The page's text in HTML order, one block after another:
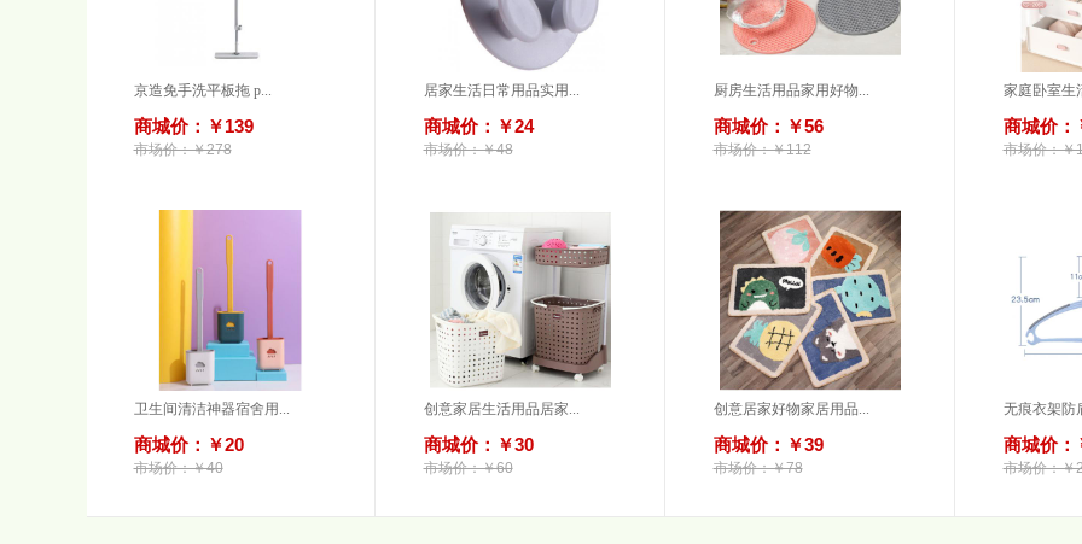
京造免手洗平板拖 p...
商城价：￥139
市场价：￥278
居家生活日常用品实用...
商城价：￥24
市场价：￥48
厨房生活用品家用好物...
商城价：￥56
市场价：￥112
家庭卧室生
商城价：
市场价：￥
卫生间清洁神器宿舍用...
商城价：￥20
市场价：￥40
创意家居生活用品居家...
商城价：￥30
市场价：￥60
创意居家好物家居用品...
商城价：￥39
市场价：￥78
无痕衣架防
商城价：
市场价：￥